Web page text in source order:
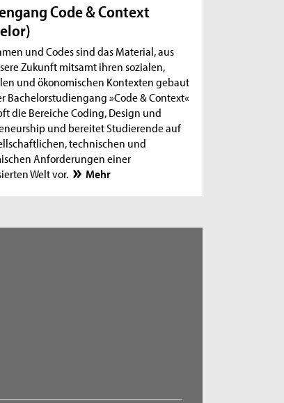
Code & Context
und Codes sind das Material, aus
Zukunft mitsamt ihren sozialen,
und ökonomischen Kontexten gebaut
Bachelorstudiengang »Code & Context«
die Bereiche Coding, Design und
und bereitet Studierende auf
technischen und
Anforderungen einer
Welt vor.
Mehr